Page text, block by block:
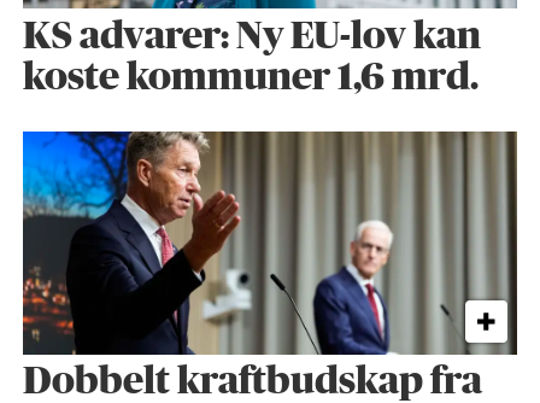
KS advarer: Ny EU-lov kan
koste kommuner 1,6 mrd.
Dobbelt kraftbudskap fra